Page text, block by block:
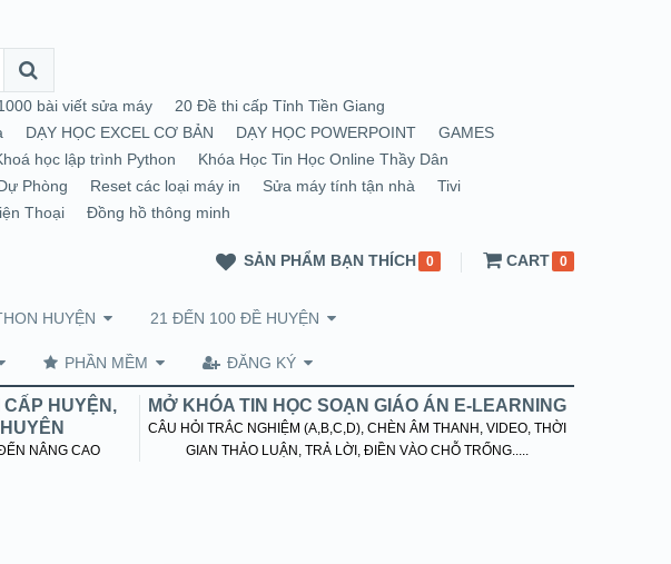
bài viết sửa máy
20 Đề thi cấp Tỉnh Tiền Giang
DẠY HỌC EXCEL CƠ BẢN DẠY HỌC POWERPOINT
GAMES
học lập trình Python
Khóa Học Tin Học Online Thầy Dân
Phòng Reset các loại máy in Sửa máy tính tận nhà
Tivi
Thoại Đồng hồ thông minh
SẢN PHẨM BẠN THÍCH 0 CART 0
HUYỆN 21 ĐẾN 100 ĐỀ HUYỆN
PHẦN MỀM ĐĂNG KÝ
CẤP HUYỆN,
NÂNG CAO
MỞ KHÓA TIN HỌC SOẠN GIÁO ÁN E-LEARNING
CÂU HỎI TRẮC NGHIỆM (A,B,C,D), CHÈN ÂM THANH, VIDEO, THỜI
GIAN THẢO LUẬN, TRẢ LỜI, ĐIỀN VÀO CHỖ TRỐNG.....